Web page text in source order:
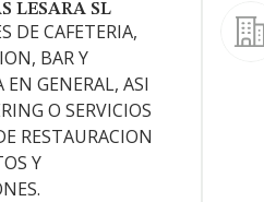
LESARA SL
DE CAFETERIA,
BAR Y
EN GENERAL, ASI
O SERVICIOS
RESTAURACION
Y